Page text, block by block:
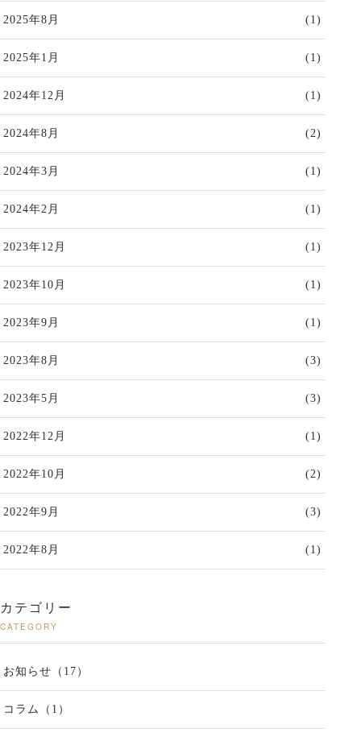
2025年8月 (1)
2025年1月 (1)
2024年12月 (1)
2024年8月 (2)
2024年3月 (1)
2024年2月 (1)
2023年12月 (1)
2023年10月 (1)
2023年9月 (1)
2023年8月 (3)
2023年5月 (3)
2022年12月 (1)
2022年10月 (2)
2022年9月 (3)
2022年8月 (1)
カテゴリー
CATEGORY
お知らせ（17）
コラム（1）